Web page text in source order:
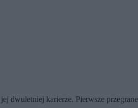
dwuletniej karierze. Pierwsze